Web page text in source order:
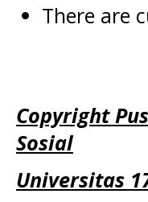
There are
Copyright
Sosial
Universitas